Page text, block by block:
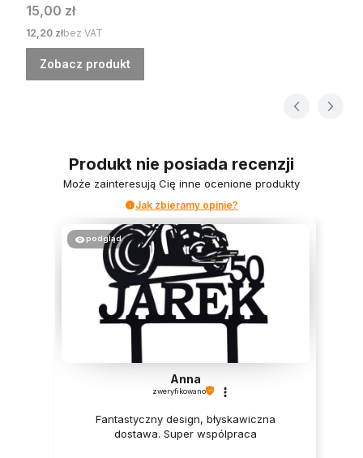
Cena
15,00 zł
Cena
12,20 złbez VAT
Zobacz produkt
Produkt nie posiada recenzji
Może zainteresują Cię inne ocenione produkty
Jak zbieramy opinie?
podgląd
Anna
zweryfikowano
Fantastyczny design, błyskawiczna
dostawa. Super wspólpraca